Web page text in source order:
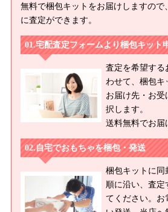
無料で梱包キットをお届けしますので
に査定ができます。
宅配査定フォームより梱包キット
査定を希望する
わせて、梱包キ
お届け先・お受
択します。
送料無料でお届
自宅でおもちゃを梱包・発送
梱包キットに同
順に沿い、査定
てください。お